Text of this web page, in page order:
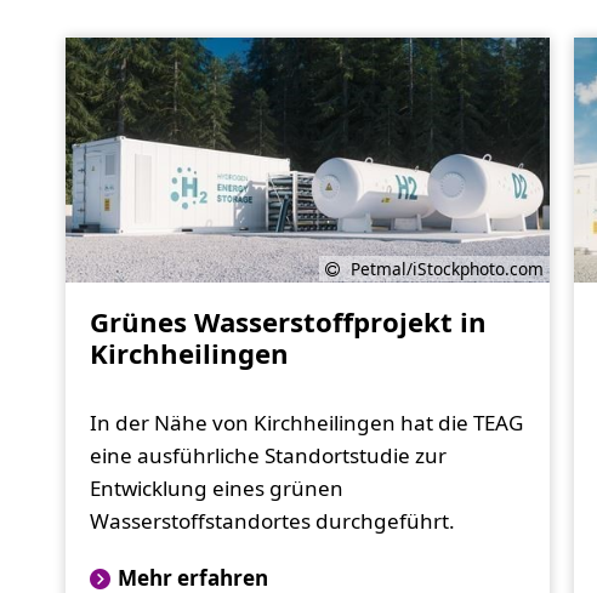
Petmal/iStockphoto.com
Grünes Wasserstoffprojekt in
Kirchheilingen
In der Nähe von Kirchheilingen hat die TEAG
eine ausführliche Standortstudie zur
Entwicklung eines grünen
Wasserstoffstandortes durchgeführt.
Mehr erfahren